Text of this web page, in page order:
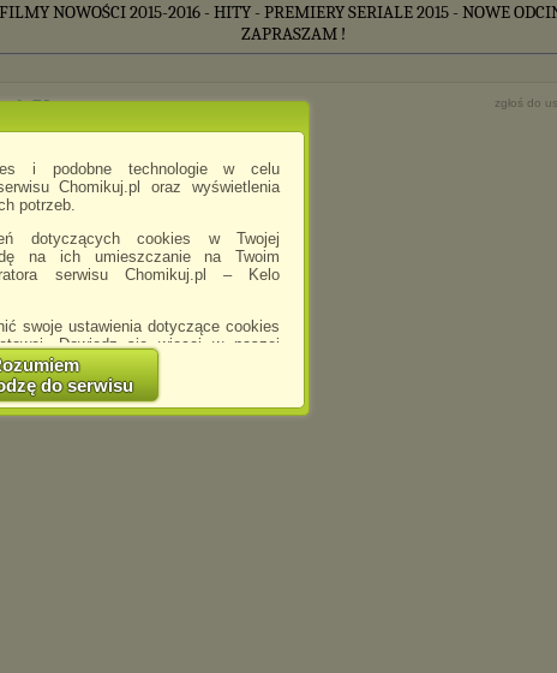
i podobne technologie w celu
Chomikuj.pl oraz wyświetlenia
potrzeb.
dotyczących cookies w Twojej
na ich umieszczanie na Twoim
serwisu Chomikuj.pl – Kelo
swoje ustawienia dotyczące cookies
Dowiedz się więcej w naszej
PolitykaPrywatnosci.aspx
zmiana ustawień przeglądarki może
ze strony Chomikuj.pl.
do serwisu
FILMY NOWOŚCI 2015-2016 - HITY - PREMIERY SERIALE 2015 - NOWE
ZAPRASZAM !
zgłoś do